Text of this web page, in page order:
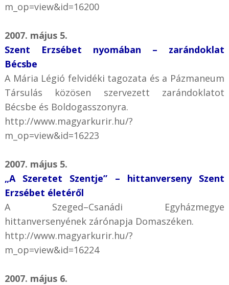
m_op=view&id=16200
2007. május 5.
Szent Erzsébet nyomában – zarándoklat
Bécsbe
A Mária Légió felvidéki tagozata és a Pázmaneum
Társulás közösen szervezett zarándoklatot
Bécsbe és Boldogasszonyra.
http://www.magyarkurir.hu/?
m_op=view&id=16223
2007. május 5.
„A Szeretet Szentje” – hittanverseny Szent
Erzsébet életéről
A Szeged–Csanádi Egyházmegye
hittanversenyének zárónapja Domaszéken.
http://www.magyarkurir.hu/?
m_op=view&id=16224
2007. május 6.